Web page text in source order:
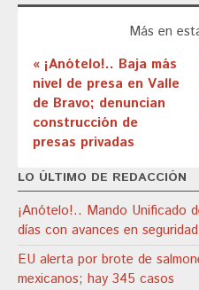
Más en
« ¡Anótelo!.. Baja más
nivel de presa en Valle
de Bravo; denuncian
construcción de
presas privadas
LO ÚLTIMO DE REDACCIÓN
¡Anótelo!.. Mando Unificado
días con avances en seguridad
EU alerta por brote de
mexicanos; hay 345 casos